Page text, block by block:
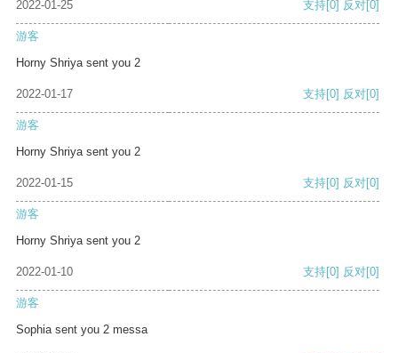
2022-01-25 支持[0] 反对[0]
游客
Horny Shriya sent you 2
2022-01-17 支持[0] 反对[0]
游客
Horny Shriya sent you 2
2022-01-15 支持[0] 反对[0]
游客
Horny Shriya sent you 2
2022-01-10 支持[0] 反对[0]
游客
Sophia sent you 2 messa